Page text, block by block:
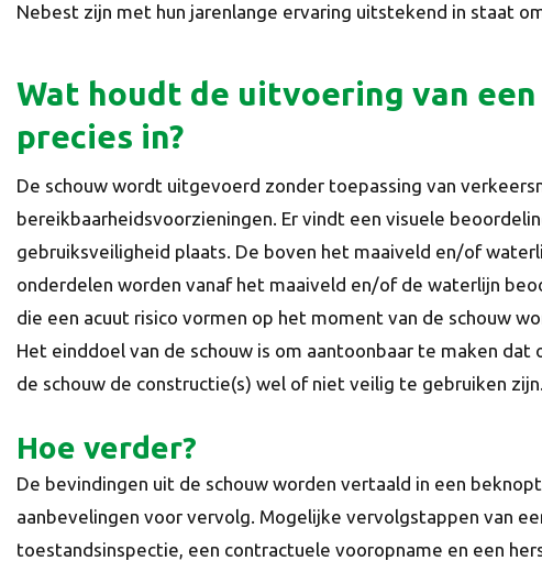
Nebest zijn met hun jarenlange ervaring uitstekend in staat
Wat houdt de uitvoering van een
precies in?
De schouw wordt uitgevoerd zonder toepassing van
bereikbaarheidsvoorzieningen. Er vindt een visuele
gebruiksveiligheid plaats. De boven het maaiveld en/of
onderdelen worden vanaf het maaiveld en/of de waterlijn
die een acuut risico vormen op het moment van de schouw
Het einddoel van de schouw is om aantoonbaar te maken dat
de schouw de constructie(s) wel of niet veilig te gebruiken zijn.
Hoe verder?
De bevindingen uit de schouw worden vertaald in een
aanbevelingen voor vervolg. Mogelijke vervolgstappen van
toestandsinspectie, een contractuele vooropname en een